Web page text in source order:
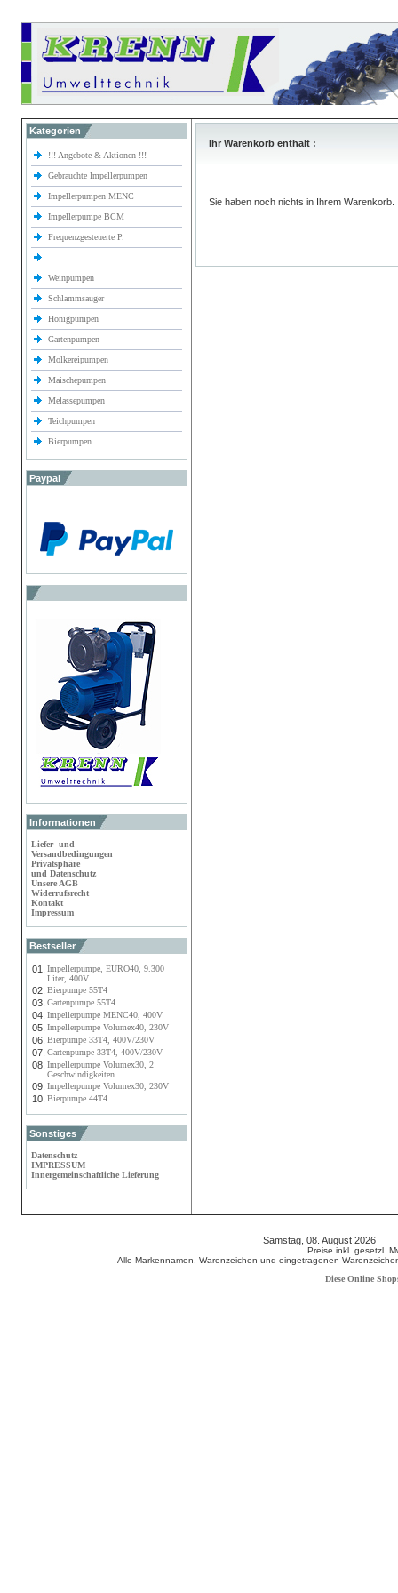
Kategorien
!!! Angebote & Aktionen !!!
Gebrauchte Impellerpumpen
Impellerpumpen MENC
Impellerpumpe BCM
Frequenzgesteuerte P.
Weinpumpen
Schlammsauger
Honigpumpen
Gartenpumpen
Molkereipumpen
Maischepumpen
Melassepumpen
Teichpumpen
Bierpumpen
Paypal
Informationen
Liefer- und
Versandbedingungen
Privatsphäre
und Datenschutz
Unsere AGB
Widerrufsrecht
Kontakt
Impressum
Bestseller
01.
Impellerpumpe, EURO40, 9.300
Liter, 400V
02. Bierpumpe 55T4
03. Gartenpumpe 55T4
04. Impellerpumpe MENC40, 400V
05. Impellerpumpe Volumex40, 230V
06. Bierpumpe 33T4, 400V/230V
07. Gartenpumpe 33T4, 400V/230V
08. Impellerpumpe Volumex30, 2
Geschwindigkeiten
09. Impellerpumpe Volumex30, 230V
10. Bierpumpe 44T4
Sonstiges
Datenschutz
IMPRESSUM
Innergemeinschaftliche Lieferung
Ihr Warenkorb enthält :
Sie haben noch nichts in Ihrem Warenkorb.
Samstag, 08. August 2026
Preise inkl. gesetzl.
Alle Markennamen, Warenzeichen und eingetragenen
Diese Online